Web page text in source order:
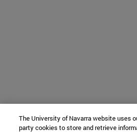
The University of Navarra website uses
party cookies to store and retrieve